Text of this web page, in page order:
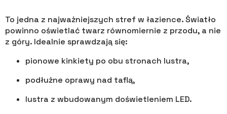
To jedna z najważniejszych stref w łazience. Światło
powinno oświetlać twarz równomiernie z przodu, a nie
z góry. Idealnie sprawdzają się:
pionowe kinkiety po obu stronach lustra,
podłużne oprawy nad taflą,
lustra z wbudowanym doświetleniem LED.